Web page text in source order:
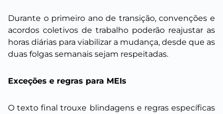
Durante o primeiro ano de transição, convenções e
acordos coletivos de trabalho poderão reajustar as
horas diárias para viabilizar a mudança, desde que as
duas folgas semanais sejam respeitadas.
Exceções e regras para MEIs
O texto final trouxe blindagens e regras específicas